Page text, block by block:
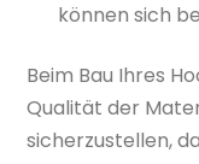
können sich
Beim Bau Ihres
Qualität der
sicherzustellen,